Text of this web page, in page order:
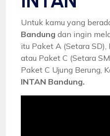
Untuk kamu yang
Bandung dan ingin
itu Paket A (Setara SD),
atau Paket C (Setara
Paket C Ujung Berung,
INTAN Bandung.